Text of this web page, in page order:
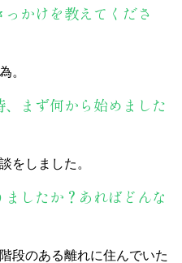
かけを教えてくださ
。
まず何から始めました
をしました。
したか？あればどんな
段のある離れに住んでいた